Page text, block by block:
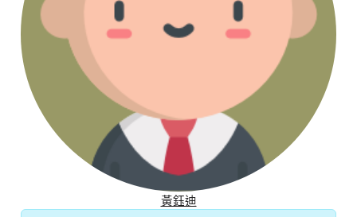
故事劇場協會 理事長 木劇團 團長 南飛．嚼事一人一故
事劇場 團員
相關學經歷：
一個喜歡參與學習、喜歡分享的人。社工的學習中，讓
我懂得用多元的視野去認識一個人；一人一故事劇場的
學習中，我明白靜靜的聽完別人的生命故事，用同理心
的方式去回演，不批判、不說教、不給價值觀的重要
性。喜歡生命故事的分享、喜歡生命故事被好好照顧的
關於這一門課